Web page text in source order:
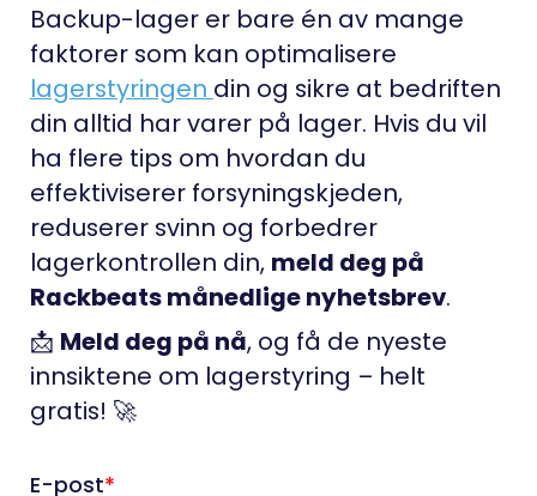
Backup-lager er bare én av mange
faktorer som kan optimalisere
lagerstyringen din og sikre at bedriften
din alltid har varer på lager. Hvis du vil
ha flere tips om hvordan du
effektiviserer forsyningskjeden,
reduserer svinn og forbedrer
lagerkontrollen din, meld deg på
Rackbeats månedlige nyhetsbrev.
📩 Meld deg på nå, og få de nyeste
innsiktene om lagerstyring – helt
gratis! 🚀